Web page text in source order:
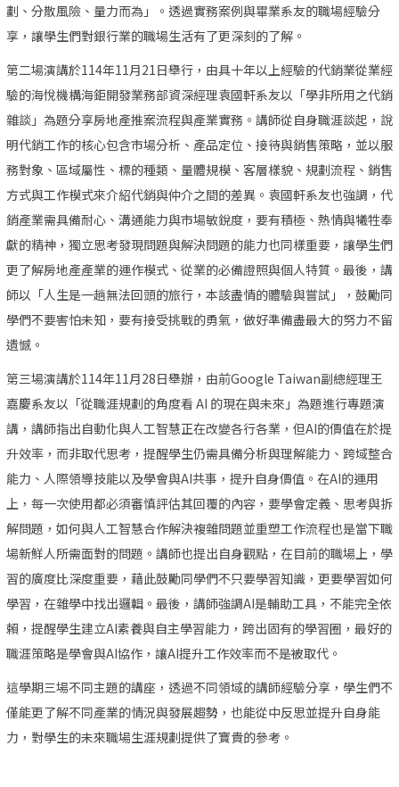
劃、分散風險、量力而為」。透過實務案例與畢業系友的職場經驗分
享，讓學生們對銀行業的職場生活有了更深刻的了解。
第二場演講於114年11月21日舉行，由具十年以上經驗的代銷業從業經
驗的海悅機構海鉅開發業務部資深經理袁國軒系友以「學非所用之代銷
雜談」為題分享房地產推案流程與產業實務。講師從自身職涯談起，說
明代銷工作的核心包含市場分析、產品定位、接待與銷售策略，並以服
務對象、區域屬性、標的種類、量體規模、客層樣貌、規劃流程、銷售
方式與工作模式來介紹代銷與仲介之間的差異。袁國軒系友也強調，代
銷產業需具備耐心、溝通能力與市場敏銳度，要有積極、熱情與犧牲奉
獻的精神，獨立思考發現問題與解決問題的能力也同樣重要，讓學生們
更了解房地產產業的運作模式、從業的必備證照與個人特質。最後，講
師以「人生是一趟無法回頭的旅行，本該盡情的體驗與嘗試」，鼓勵同
學們不要害怕未知，要有接受挑戰的勇氣，做好準備盡最大的努力不留
遺憾。
第三場演講於114年11月28日舉辦，由前Google Taiwan副總經理王
嘉慶系友以「從職涯規劃的角度看 AI 的現在與未來」為題進行專題演
講，講師指出自動化與人工智慧正在改變各行各業，但AI的價值在於提
升效率，而非取代思考，提醒學生仍需具備分析與理解能力、跨域整合
能力、人際領導技能以及學會與AI共事，提升自身價值。在AI的運用
上，每一次使用都必須審慎評估其回覆的內容，要學會定義、思考與拆
解問題，如何與人工智慧合作解決複雜問題並重塑工作流程也是當下職
場新鮮人所需面對的問題。講師也提出自身觀點，在目前的職場上，學
習的廣度比深度重要，藉此鼓勵同學們不只要學習知識，更要學習如何
學習，在雜學中找出邏輯。最後，講師強調AI是輔助工具，不能完全依
賴，提醒學生建立AI素養與自主學習能力，跨出固有的學習圈，最好的
職涯策略是學會與AI協作，讓AI提升工作效率而不是被取代。
這學期三場不同主題的講座，透過不同領域的講師經驗分享，學生們不
僅能更了解不同產業的情況與發展趨勢，也能從中反思並提升自身能
力，對學生的未來職場生涯規劃提供了寶貴的參考。